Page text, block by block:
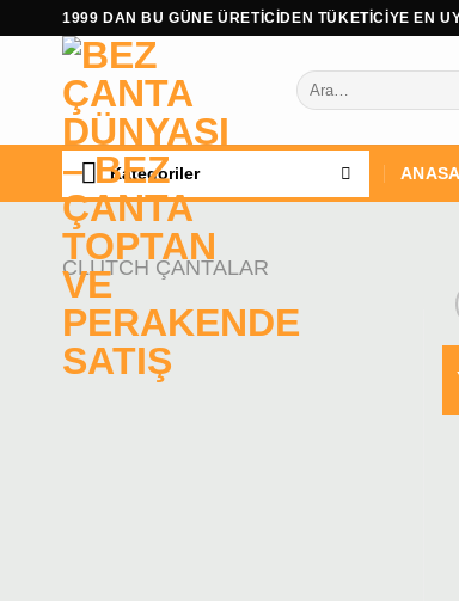
1999 DAN BU GÜNE ÜRETİCİDEN TÜKETİCİYE EN
Ara:
Kategoriler
CLUTCH ÇANTALAR